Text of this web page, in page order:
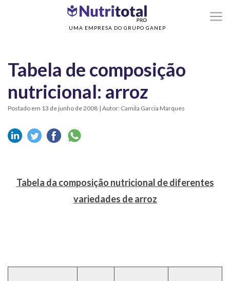
UMA EMPRESA DO GRUPO GANEP
Tabela de composição nutricional: arroz
Tabela de composição
nutricional: arroz
Postado em 13 de junho de 2008 | Autor: Camila Garcia Marques
Tabela da composição nutricional de diferentes
variedades de arroz